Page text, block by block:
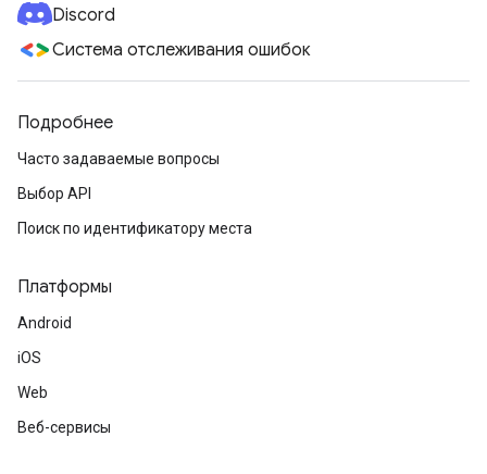
Discord
Система отслеживания ошибок
Подробнее
Часто задаваемые вопросы
Выбор API
Поиск по идентификатору места
Платформы
Android
iOS
Web
Веб-сервисы